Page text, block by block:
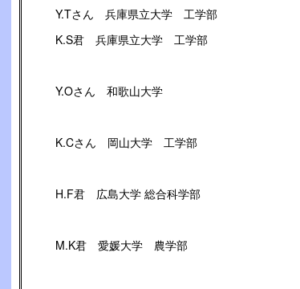
Y.Tさん 兵庫県立大学 工学部
K.S君 兵庫県立大学 工学部
Y.Oさん 和歌山大学
K.Cさん 岡山大学 工学部
H.F君 広島大学 総合科学部
M.K君 愛媛大学 農学部